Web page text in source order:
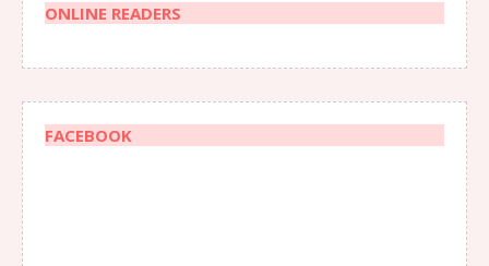
ONLINE READERS
FACEBOOK